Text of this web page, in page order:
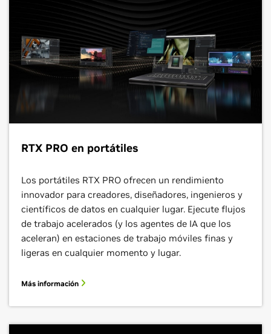
RTX PRO en portátiles
Los portátiles RTX PRO ofrecen un rendimiento
innovador para creadores, diseñadores, ingenieros y
científicos de datos en cualquier lugar. Ejecute flujos
de trabajo acelerados (y los agentes de IA que los
aceleran) en estaciones de trabajo móviles finas y
ligeras en cualquier momento y lugar.
Más información